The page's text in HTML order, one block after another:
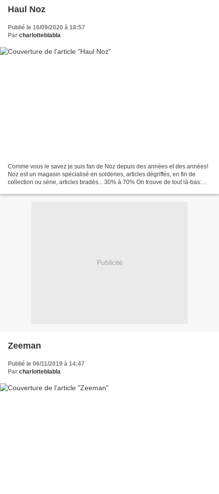
Haul Noz
Publié le 16/09/2020 à 18:57
Par charlotteblabla
Comme vous le savez je suis fan de Noz depuis des années et des années!
Noz est un magasin spécialisé en solderies, articles dégriffés, en fin de
collection ou série, articles bradés... 30% à 70% On trouve de tout là-bas:
Publicité
Zeeman
Publié le 06/11/2019 à 14:47
Par charlotteblabla